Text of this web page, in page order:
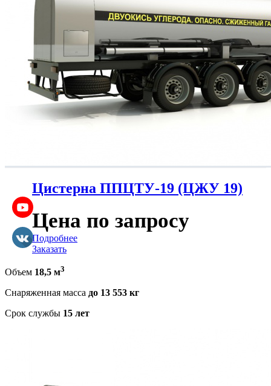
Цистерна ППЦТУ-19 (ЦЖУ 19)
Цена по запросу
Подробнее
Заказать
Объем 18,5 м3
Снаряженная масса до 13 553 кг
Срок службы 15 лет